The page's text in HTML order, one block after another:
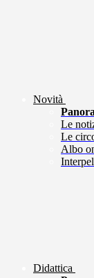
Novità
Le
Le
Albo
Didattica